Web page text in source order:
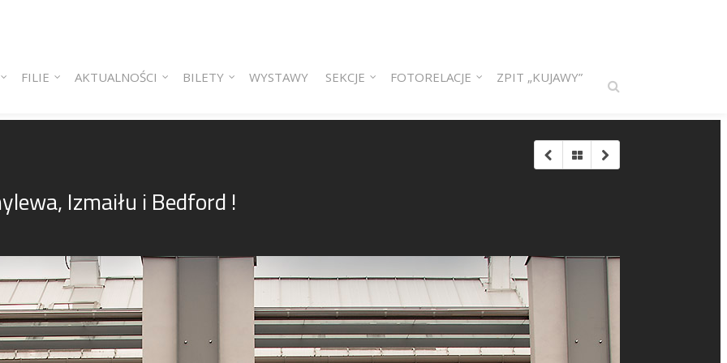
FILIE AKTUALNOŚCI BILETY WYSTAWY SEKCJE FOTORELACJE ZPIT „KUJAWY”
Izmaiłu i Bedford !